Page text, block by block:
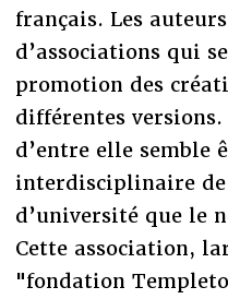
français. Les
d’associations qui
promotion des
différentes
d’entre elle semble
interdisciplinaire de
d’université que le
Cette association,
"fondation